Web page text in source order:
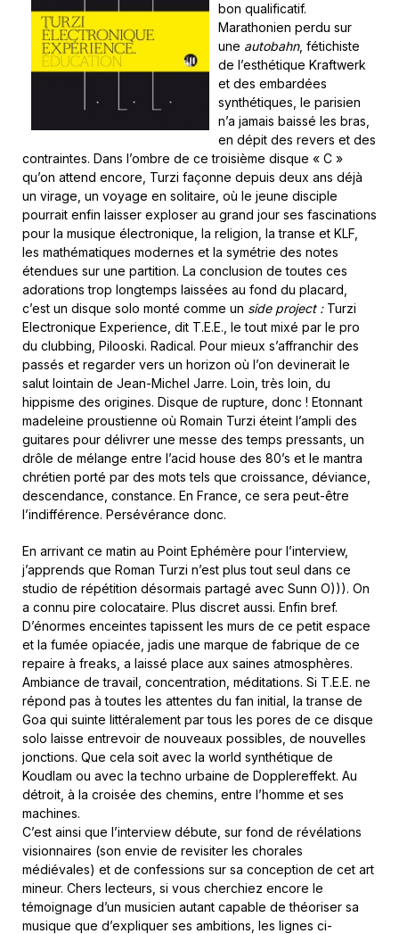
bon qualificatif.
Marathonien perdu sur
une autobahn, fétichiste
de l’esthétique Kraftwerk
et des embardées
synthétiques, le parisien
n’a jamais baissé les bras,
en dépit des revers et des
contraintes. Dans l’ombre de ce troisième disque « C »
qu’on attend encore, Turzi façonne depuis deux ans déjà
un virage, un voyage en solitaire, où le jeune disciple
pourrait enfin laisser exploser au grand jour ses fascinations
pour la musique électronique, la religion, la transe et KLF,
les mathématiques modernes et la symétrie des notes
étendues sur une partition. La conclusion de toutes ces
adorations trop longtemps laissées au fond du placard,
c’est un disque solo monté comme un side project : Turzi
Electronique Experience, dit T.E.E., le tout mixé par le pro
du clubbing, Pilooski. Radical. Pour mieux s’affranchir des
passés et regarder vers un horizon où l’on devinerait le
salut lointain de Jean-Michel Jarre. Loin, très loin, du
hippisme des origines. Disque de rupture, donc ! Etonnant
madeleine proustienne où Romain Turzi éteint l’ampli des
guitares pour délivrer une messe des temps pressants, un
drôle de mélange entre l’acid house des 80’s et le mantra
chrétien porté par des mots tels que croissance, déviance,
descendance, constance. En France, ce sera peut-être
l’indifférence. Persévérance donc.
En arrivant ce matin au Point Ephémère pour l’interview,
j’apprends que Roman Turzi n’est plus tout seul dans ce
studio de répétition désormais partagé avec Sunn O))). On
a connu pire colocataire. Plus discret aussi. Enfin bref.
D’énormes enceintes tapissent les murs de ce petit espace
et la fumée opiacée, jadis une marque de fabrique de ce
repaire à freaks, a laissé place aux saines atmosphères.
Ambiance de travail, concentration, méditations. Si T.E.E. ne
répond pas à toutes les attentes du fan initial, la transe de
Goa qui suinte littéralement par tous les pores de ce disque
solo laisse entrevoir de nouveaux possibles, de nouvelles
jonctions. Que cela soit avec la world synthétique de
Koudlam ou avec la techno urbaine de Dopplereffekt. Au
détroit, à la croisée des chemins, entre l’homme et ses
machines.
C’est ainsi que l’interview débute, sur fond de révélations
visionnaires (son envie de revisiter les chorales
médiévales) et de confessions sur sa conception de cet art
mineur. Chers lecteurs, si vous cherchiez encore le
témoignage d’un musicien autant capable de théoriser sa
musique que d’expliquer ses ambitions, les lignes ci-